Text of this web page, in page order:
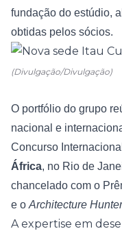
fundação do estúdio,
obtidas pelos sócios.
(Divulgação/Divulgação)
O portfólio do grupo
nacional e
Concurso
África, no Rio de
chancelado com o
e o Architecture
A expertise em